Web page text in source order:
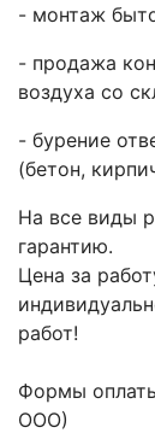
- монтаж
- продажа
воздуха со
- бурение
(бетон,
На все виды
гарантию.
Цена за
работ!
Формы
ООО)